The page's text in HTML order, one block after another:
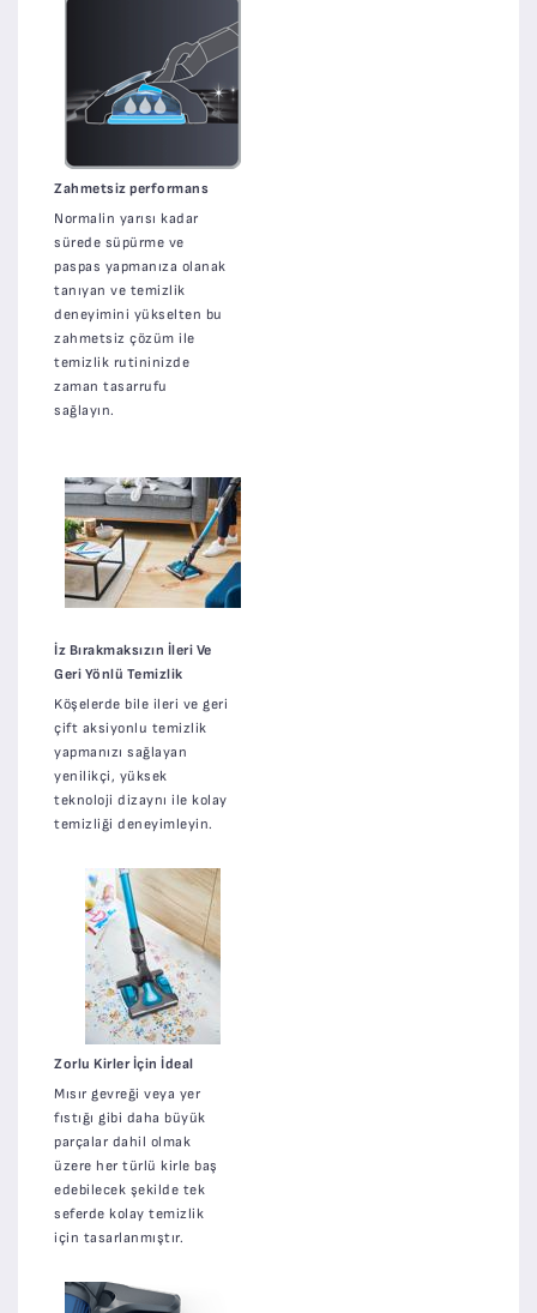
Zahmetsiz performans
Normalin yarısı kadar
sürede süpürme ve
paspas yapmanıza olanak
tanıyan ve temizlik
deneyimini yükselten bu
zahmetsiz çözüm ile
temizlik rutininizde
zaman tasarrufu
sağlayın.
İz Bırakmaksızın İleri Ve
Geri Yönlü Temizlik
Köşelerde bile ileri ve geri
çift aksiyonlu temizlik
yapmanızı sağlayan
yenilikçi, yüksek
teknoloji dizaynı ile kolay
temizliği deneyimleyin.
Zorlu Kirler İçin İdeal
Mısır gevreği veya yer
fıstığı gibi daha büyük
parçalar dahil olmak
üzere her türlü kirle baş
edebilecek şekilde tek
seferde kolay temizlik
için tasarlanmıştır.